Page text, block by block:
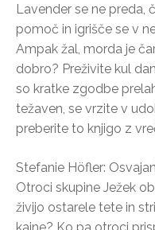
Lavender se ne preda,
pomoč in igrišče se v
Ampak žal, morda je
dobro? Preživite kul
so kratke zgodbe
težaven, se vrzite v
preberite to knjigo z
Stefanie Höfler:
Otroci skupine Ježek
živijo ostarele tete in